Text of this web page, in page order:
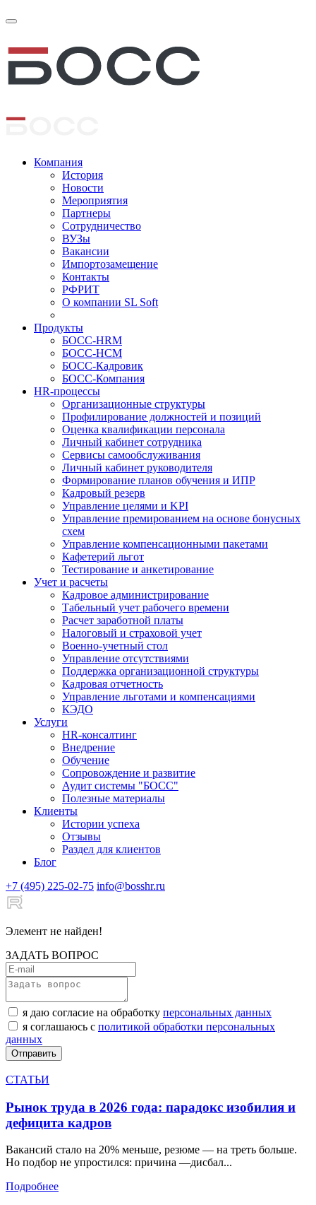
Компания
История
Новости
Мероприятия
Партнеры
Сотрудничество
ВУЗы
Вакансии
Импортозамещение
Контакты
РФРИТ
О компании SL Soft
Продукты
БОСС-HRM
БОСС-HCM
БОСС-Кадровик
БОСС-Компания
HR-процессы
Организационные структуры
Профилирование должностей и позиций
Оценка квалификации персонала
Личный кабинет сотрудника
Сервисы самообслуживания
Личный кабинет руководителя
Формирование планов обучения и ИПР
Кадровый резерв
Управление целями и KPI
Управление премированием на основе бонусных
схем
Управление компенсационными пакетами
Кафетерий льгот
Тестирование и анкетирование
Учет и расчеты
Кадровое администрирование
Табельный учет рабочего времени
Расчет заработной платы
Налоговый и страховой учет
Военно-учетный стол
Управление отсутствиями
Поддержка организационной структуры
Кадровая отчетность
Управление льготами и компенсациями
КЭДО
Услуги
HR-консалтинг
Внедрение
Обучение
Сопровождение и развитие
Аудит системы "БОСС"
Полезные материалы
Клиенты
Истории успеха
Отзывы
Раздел для клиентов
Блог
+7 (495) 225-02-75 info@bosshr.ru
Элемент не найден!
ЗАДАТЬ ВОПРОС
я даю согласие на обработку персональных данных
я соглашаюсь с политикой обработки персональных
данных
СТАТЬИ
Рынок труда в 2026 года: парадокс изобилия и
дефицита кадров
Вакансий стало на 20% меньше, резюме — на треть больше.
Но подбор не упростился: причина —дисбал...
Подробнее